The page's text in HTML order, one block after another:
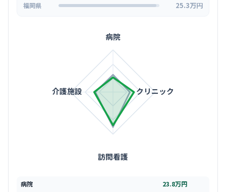
福岡県 25.3万円
病院
クリニック
訪問看護
介護施設
病院
23.8万円